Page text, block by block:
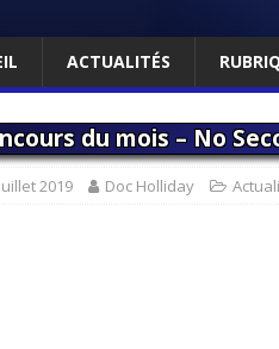
ACTUALITÉS
du mois – No
2019 Doc Holliday